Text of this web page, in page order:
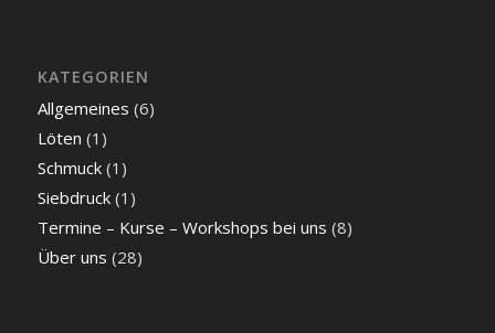
KATEGORIEN
Allgemeines (6)
Löten (1)
Schmuck(1)
Siebdruck(1)
Termine – Kurse – Workshops bei uns (8)
Über uns (28)